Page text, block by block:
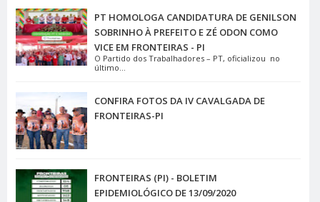
PT HOMOLOGA CANDIDATURA DE GENILSON
SOBRINHO À PREFEITO E ZÉ ODON COMO
VICE EM FRONTEIRAS - PI
O Partido dos Trabalhadores – PT, oficializou no
último...
CONFIRA FOTOS DA IV CAVALGADA DE
FRONTEIRAS-PI
FRONTEIRAS (PI) - BOLETIM
EPIDEMIOLÓGICO DE 13/09/2020